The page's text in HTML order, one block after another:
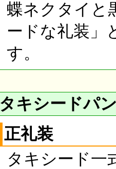
蝶ネクタイと
ードな礼装」
す。
タキシードパ
正礼装
タキシード